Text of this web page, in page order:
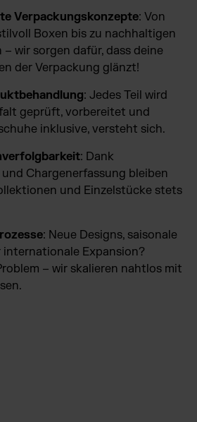
Verpackungskonzepte: Von
Boxen bis zu nachhaltigen
wir sorgen dafür, dass deine
der Verpackung glänzt!
: Jedes Teil wird
geprüft, vorbereitet und
inklusive, versteht sich.
: Dank
Chargenerfassung bleiben
und Einzelstücke stets
: Neue Designs, saisonale
internationale Expansion?
– wir skalieren nahtlos mit